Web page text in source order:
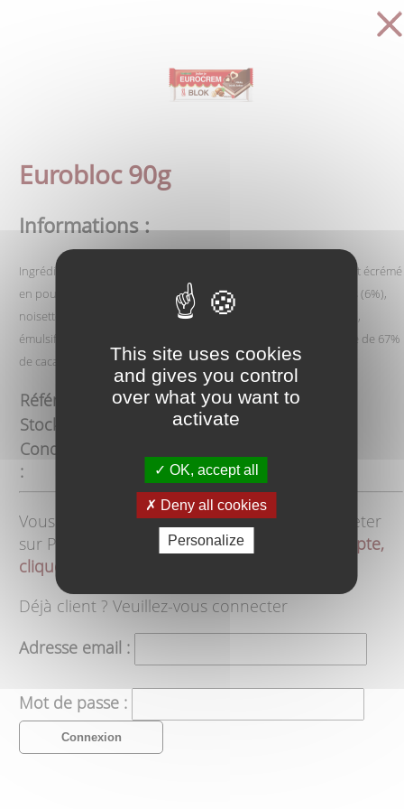
Eurobloc 90g
Informations :
Ingrédients: sucre, graisse de palme entièrement hydrogénée, lait écrémé
en poudre (12,5%), poudre de cacao réduite en matières grasses (6%),
noisette (3%), lactosérum en poudre, huile végétale de tournesol,
émulsifiant de lécithine de soja et arômes.
Le produit se compose de 67%
de cacao et 33% de crème de lait.
Référence :
1635
Stock :
1448
Conditionnement
:
44
Vous devez ouvrir uncompte client
pour acheter
sur Produits Balkaniques.Pour ouvrir un compte,
cliquez ici
Déjà client ? Veuillez-vous connecter
Adresse email :
Mot de passe :
Connexion
This site uses cookies
and gives you control
over what you want to
activate
OK, accept all
Deny all cookies
Personalize